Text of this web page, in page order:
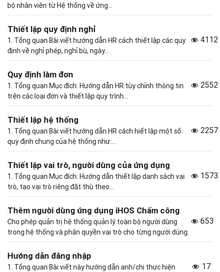
bộ nhân viên từ Hệ thống về ứng...
Thiết lập quy định nghỉ
1. Tổng quan Bài viết hướng dẫn HR cách thiết lập các quy
định về nghỉ phép, nghỉ bù, ngày...
4112
Quy định làm đơn
1. Tổng quan Mục đích: Hướng dẫn HR tùy chỉnh thông tin
trên các loại đơn và thiết lập quy trình...
2552
Thiết lập hệ thống
1. Tổng quan Bài viết hướng dẫn HR cách hiết lập một số
quy định chung của hệ thống như:...
2257
Thiết lập vai trò, người dùng của ứng dụng
1. Tổng quan Mục đích: Hướng dẫn thiết lập danh sách vai
trò, tạo vai trò riêng đặt thù theo...
1573
Thêm người dùng ứng dụng iHOS Chấm công
Cho phép quản trị hệ thống quản lý toàn bộ người dùng
trong hệ thống và phân quyền vai trò cho từng người dùng.
653
Hướng dẫn đăng nhập
1. Tổng quan Bài viết này hướng dẫn anh/chị thực hiện
17